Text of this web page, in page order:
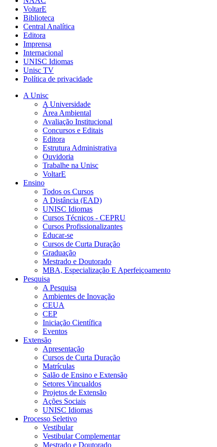
VoltarE
Biblioteca
Central Analítica
Editora
Imprensa
Internacional
UNISC Idiomas
Unisc TV
Política de privacidade
A Unisc
A Universidade
Área Ambiental
Avaliação Institucional
Concursos e Editais
Editora
Estrutura Administrativa
Ouvidoria
Trabalhe na Unisc
VoltarE
Ensino
Todos os Cursos
A Distância (EAD)
UNISC Idiomas
Cursos Técnicos - CEPRU
Cursos Profissionalizantes
Educar-se
Cursos de Curta Duração
Graduação
Mestrado e Doutorado
MBA, Especialização E Aperfeiçoamento
Pesquisa
A Pesquisa
Ambientes de Inovação
CEUA
CEP
Iniciação Científica
Eventos
Extensão
Apresentação
Cursos de Curta Duração
Matrículas
Salão de Ensino e Extensão
Setores Vincualdos
Projetos de Extensão
Ações Sociais
UNISC Idiomas
Processo Seletivo
Vestibular
Vestibular Complementar
Mestrado e Doutorado